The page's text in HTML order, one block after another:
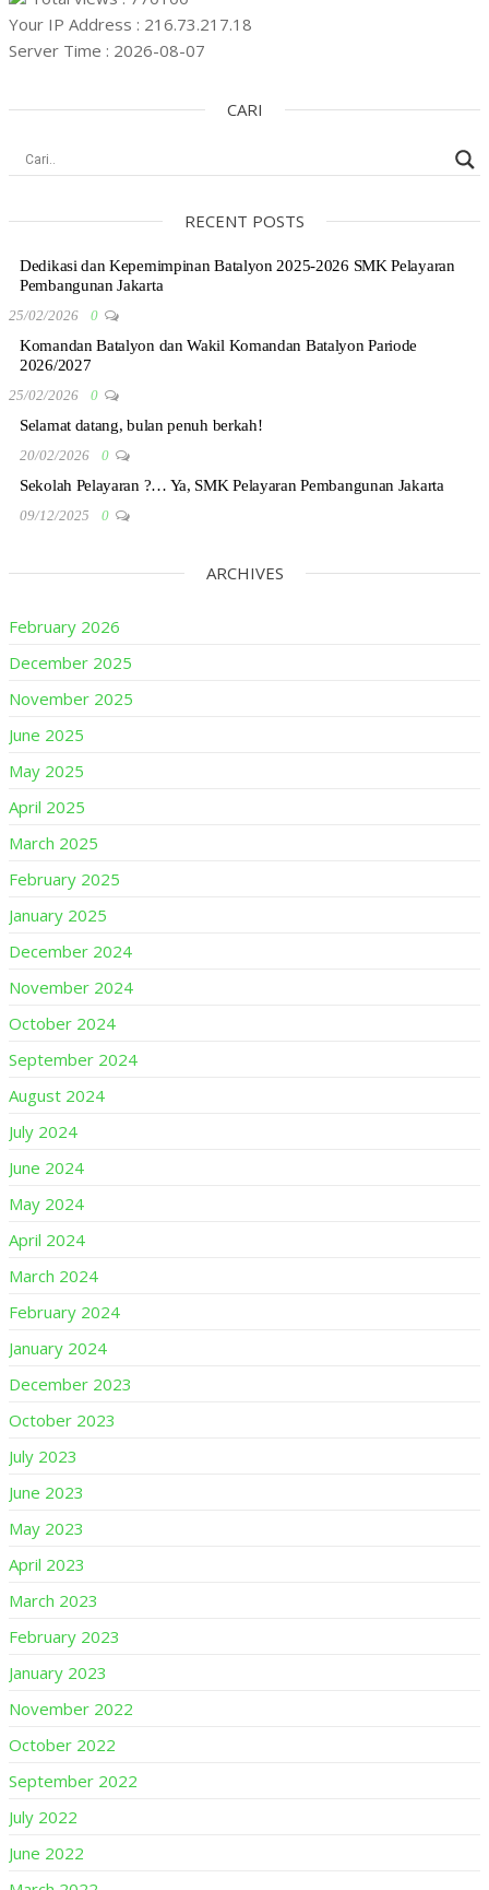
Your IP Address : 216.73.217.18
Server Time : 2026-08-07
CARI
RECENT POSTS
Dedikasi dan Kepemimpinan Batalyon 2025-2026 SMK Pelayaran
Pembangunan Jakarta
25/02/2026 0
Komandan Batalyon dan Wakil Komandan Batalyon Pariode
2026/2027
25/02/2026 0
Selamat datang, bulan penuh berkah!
20/02/2026 0
Sekolah Pelayaran ?… Ya, SMK Pelayaran Pembangunan Jakarta
09/12/2025 0
ARCHIVES
February 2026
December 2025
November 2025
June 2025
May 2025
April 2025
March 2025
February 2025
January 2025
December 2024
November 2024
October 2024
September 2024
August 2024
July 2024
June 2024
May 2024
April 2024
March 2024
February 2024
January 2024
December 2023
October 2023
July 2023
June 2023
May 2023
April 2023
March 2023
February 2023
January 2023
November 2022
October 2022
September 2022
July 2022
June 2022